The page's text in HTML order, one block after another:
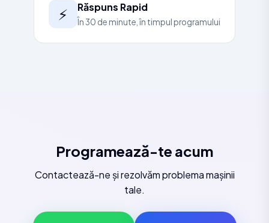
⚡ Răspuns Rapid
În 30 de minute, în timpul programului
Programează-te acum
Contactează-ne și rezolvăm problema mașinii
tale.